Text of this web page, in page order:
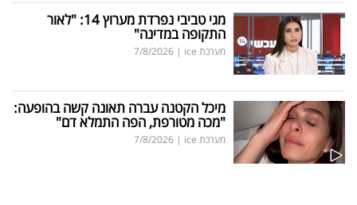
מגי טביבי נפרדת מערוץ 14: "לאור
התקופה במדינה"
מערכת ice |
7/8/2026
מיכל הקטנה עברה תאונה קשה בהופעה:
"מכה מטורפת, הפה התמלא דם"
מערכת ice |
7/8/2026